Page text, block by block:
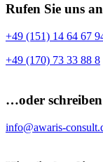
Rufen Sie uns
+49 (151) 14 64 67
+49 (170) 73 33 88 8
…oder schreiben
info@awaris-